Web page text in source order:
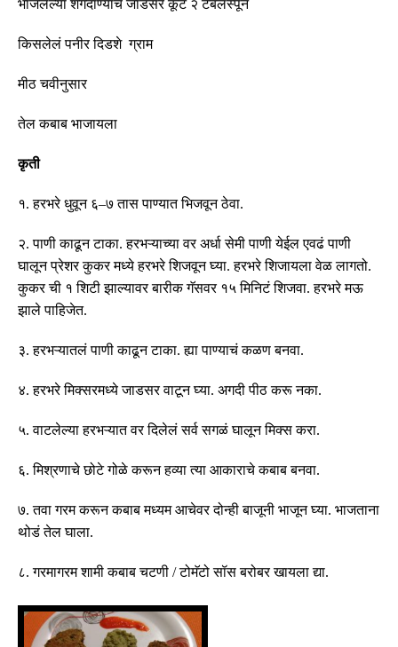
भाजलेल्या शेंगदाण्याचं जाडसर कूट २ टेबलस्पून
किसलेलं पनीर दिडशे ग्राम
मीठ चवीनुसार
तेल कबाब भाजायला
कृती
१.हरभरे धुवून ६–७ तास पाण्यात भिजवून ठेवा.
२.पाणी काढून टाका.हरभऱ्याच्या वर अर्धा सेमी पाणी येईल एवढं पाणी
घालून प्रेशर कुकर मध्ये हरभरे शिजवून घ्या.हरभरे शिजायला वेळ लागतो.
कुकर ची १ शिटी झाल्यावर बारीक गॅसवर १५ मिनिटं शिजवा.हरभरे मऊ
झाले पाहिजेत.
३.हरभऱ्यातलं पाणी काढून टाका.ह्या पाण्याचं कळण बनवा.
४.हरभरे मिक्सरमध्ये जाडसर वाटून घ्या. अगदी पीठ करू नका.
५.वाटलेल्या हरभऱ्यात वर दिलेलं सर्व सगळं घालून मिक्स करा.
६.मिश्रणाचे छोटे गोळे करून हव्या त्या आकाराचे कबाब बनवा.
७.तवा गरम करून कबाब मध्यम आचेवर दोन्ही बाजूनी भाजून घ्या. भाजताना
थोडं तेल घाला.
८.गरमागरम शामी कबाब चटणी /टोमॅटो सॉस बरोबर खायला द्या.